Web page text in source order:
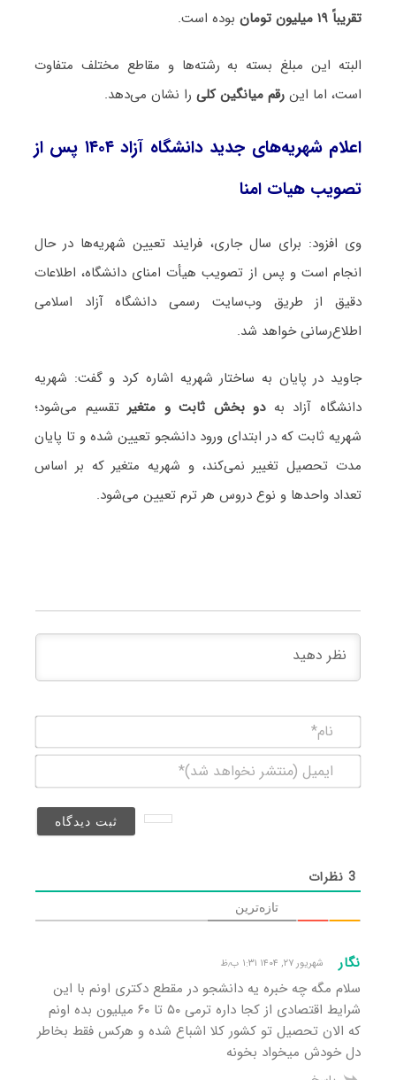
تقریباً ۱۹ میلیون تومان
بوده است.
البته این مبلغ بسته به رشته‌ها و مقاطع مختلف متفاوت
است، اما این رقم میانگین کلیرا نشان می‌دهد.
اعلام شهریه‌های جدید دانشگاه آزاد ۱۴۰۴ پس از
تصویب هیات امنا
وی افزود: برای سال جاری، فرایند تعیین شهریه‌ها در حال
انجام است و پس از تصویب هیأت امنای دانشگاه، اطلاعات
دقیق از طریق وب‌سایت رسمی دانشگاه آزاد اسلامی
اطلاع‌رسانی خواهد شد.
جاوید در پایان به ساختار شهریه اشاره کرد و گفت: شهریه
دانشگاه آزاد بهدو بخش ثابت و متغیر تقسیم می‌شود؛
شهریه ثابت که در ابتدای ورود دانشجو تعیین شده و تا پایان
مدت تحصیل تغییر نمی‌کند، و شهریه متغیر که بر اساس
تعداد واحدها و نوع دروس هر ترم تعیین می‌شود.
(منتشر
3 نظرات
تازه‌ترین
نگار شهریور ۲۷, ۱۴۰۴ ۱:۳۱ ب٫ظ
سلام مگه چه خبره یه دانشجو در مقطع دکتری اونم با این
شرایط اقتصادی از کجا داره ترمی ۵۰ تا ۶۰ میلیون بده اونم
که الان تحصیل تو کشور کلا اشباع شده و هرکس فقط بخاطر
دل خودش میخواد بخونه